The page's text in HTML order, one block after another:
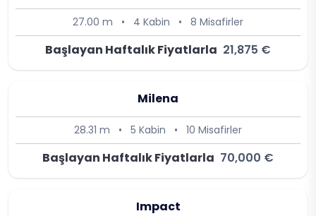
27.00 m • 4 Kabin • 8 Misafirler
Başlayan Haftalık Fiyatlarla 21,875 €
Milena
28.31 m • 5 Kabin • 10 Misafirler
Başlayan Haftalık Fiyatlarla 70,000 €
Impact